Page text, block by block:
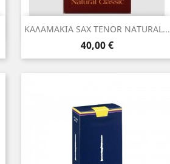
ΚΑΛΑΜΑΚΙΑ SAX TENOR NATURAL...
Τιμή
40,00 €
Γρήγορη προβολή